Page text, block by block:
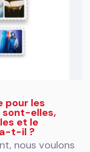
pour les
sont-elles,
et le
t-il ?
nous voulons